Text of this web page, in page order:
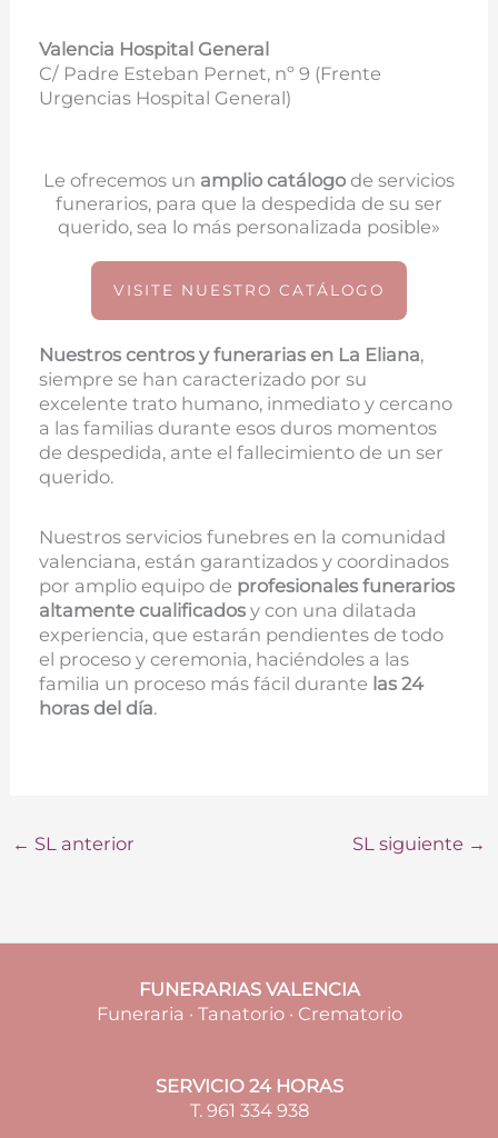
Valencia Hospital General
C/ Padre Esteban Pernet, nº 9 (Frente
Urgencias Hospital General)
Le ofrecemos un amplio catálogo de servicios
funerarios, para que la despedida de su ser
querido, sea lo más personalizada posible»
VISITE NUESTRO CATÁLOGO
Nuestros centros y funerarias en La Eliana,
siempre se han caracterizado por su
excelente trato humano, inmediato y cercano
a las familias durante esos duros momentos
de despedida, ante el fallecimiento de un ser
querido.
Nuestros servicios funebres en la comunidad
valenciana, están garantizados y coordinados
por amplio equipo de profesionales funerarios
altamente cualificados y con una dilatada
experiencia, que estarán pendientes de todo
el proceso y ceremonia, haciéndoles a las
familia un proceso más fácil durante las 24
horas del día.
← SL anterior SL siguiente →
FUNERARIAS VALENCIA
Funeraria · Tanatorio · Crematorio
SERVICIO 24 HORAS
T. 961 334 938